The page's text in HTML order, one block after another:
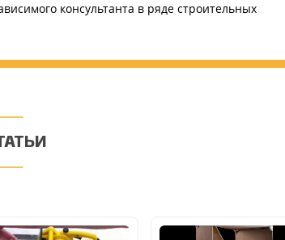
консультанта в ряде строительных